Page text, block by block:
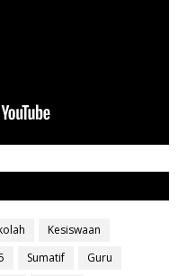
Kesiswaan
Sumatif
Guru